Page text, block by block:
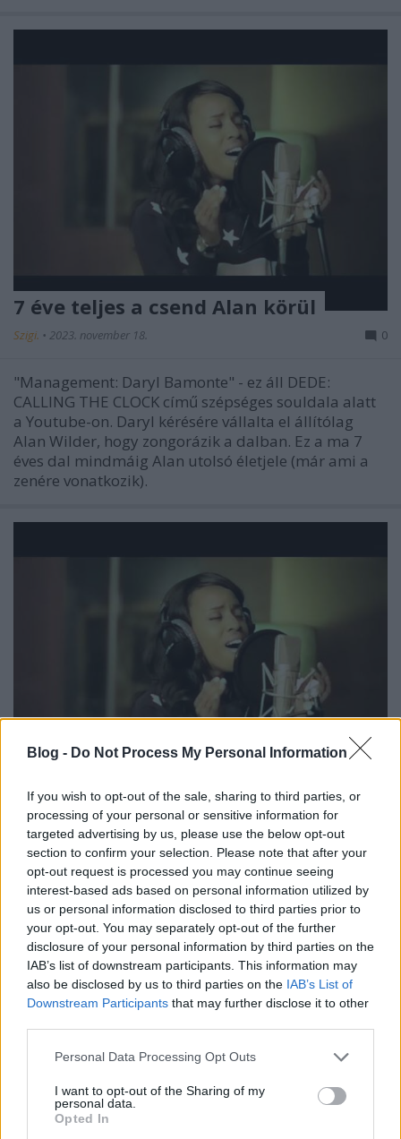
Blog - Do Not Process My Personal Information
If you wish to opt-out of the sale, sharing to third parties, or
processing of your personal or sensitive information for
targeted advertising by us, please use the below opt-out
section to confirm your selection. Please note that after your
opt-out request is processed you may continue seeing
interest-based ads based on personal information utilized by
us or personal information disclosed to third parties prior to
your opt-out. You may separately opt-out of the further
disclosure of your personal information by third parties on the
IAB’s list of downstream participants. This information may
also be disclosed by us to third parties on the IAB’s List of
Downstream Participants that may further disclose it to other
Please note that this website/app uses one or more Google
not limited to your visit or usage behaviour. You may click to
grant or deny consent to Google and its third-party tags to
use your data for below specified purposes in below Google
Personal Data Processing Opt Outs
I want to opt-out of the Sharing of my
personal data.
Opted In
7 éve teljes a csend Alan körül
Szigi. • 2023. november 18. 0
"Management: Daryl Bamonte" - ez áll DEDE:
CALLING THE CLOCK című szépséges souldala alatt
a Youtube-on. Daryl kérésére vállalta el állítólag
Alan Wilder, hogy zongorázik a dalban. Ez a ma 7
éves dal mindmáig Alan utolsó életjele (már ami a
zenére vonatkozik).
Dede és Alan utolsó dala (?) ma 6
éves
Szigi.•2022. november 18.
"Management: Daryl Bamonte" - ez áll DEDE:
CALLING THE CLOCK című szépséges souldala alatt
a Youtube-on. Daryl kérésére vállalta el állítólag
Alan Wilder, hogy zongorázik a dalban. Ez a dal,
Alan utolsó zenei életjele ma 6 éve jelent meg és nem
keltett visszhangot...